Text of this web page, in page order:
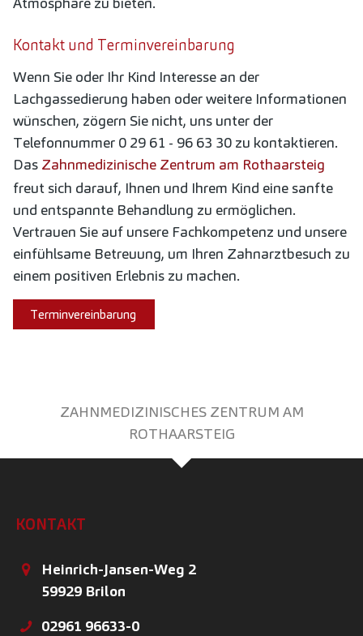
Kontakt und Terminvereinbarung
Wenn Sie oder Ihr Kind Interesse an der
Lachgassedierung haben oder weitere Informationen
wünschen, zögern Sie nicht, uns unter der
Telefonnummer 0 29 61 - 96 63 30 zu kontaktieren.
Das Zahnmedizinische Zentrum am Rothaarsteig
freut sich darauf, Ihnen und Ihrem Kind eine sanfte
und entspannte Behandlung zu ermöglichen.
Vertrauen Sie auf unsere Fachkompetenz und unsere
einfühlsame Betreuung, um Ihren Zahnarztbesuch zu
einem positiven Erlebnis zu machen.
Terminvereinbarung
ZAHNMEDIZINISCHES ZENTRUM AM
ROTHAARSTEIG
KONTAKT
Heinrich-Jansen-Weg 2
59929 Brilon
02961 96633-0